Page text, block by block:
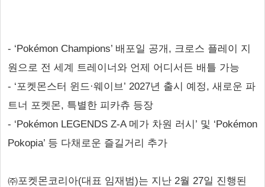
- ‘Pokémon Champions’ 배포일 공개, 크로스 플레이 지
원으로 전 세계 트레이너와 언제 어디서든 배틀 가능
- ‘포켓몬스터 윈드·웨이브’ 2027년 출시 예정, 새로운 파
트너 포켓몬, 특별한 피카츄 등장
- ‘Pokémon LEGENDS Z-A 메가 차원 러시’ 및 ‘Pokémon
Pokopia’ 등 다채로운 즐길거리 추가
㈜포켓몬코리아(대표 임재범)는 지난 2월 27일 진행된